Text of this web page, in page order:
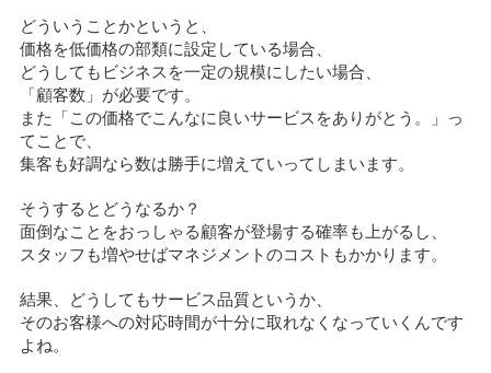
どういうことかというと、
価格を低価格の部類に設定している場合、
どうしてもビジネスを一定の規模にしたい場合、
「顧客数」が必要です。
また「この価格でこんなに良いサービスをありがとう。」っ
てことで、
集客も好調なら数は勝手に増えていってしまいます。
そうするとどうなるか？
面倒なことをおっしゃる顧客が登場する確率も上がるし、
スタッフも増やせばマネジメントのコストもかかります。
結果、どうしてもサービス品質というか、
そのお客様への対応時間が十分に取れなくなっていくんです
よね。